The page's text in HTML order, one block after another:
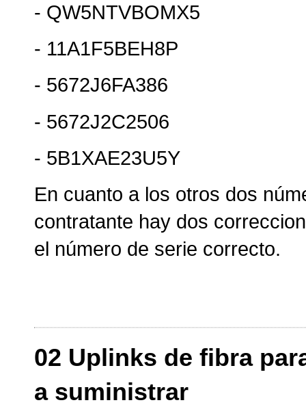
- QW5NTVBOMX5
- 11A1F5BEH8P
- 5672J6FA386
- 5672J2C2506
- 5B1XAE23U5Y
En cuanto a los otros dos
contratante hay dos
el número de serie correcto.
02 Uplinks de fibra
a suministrar